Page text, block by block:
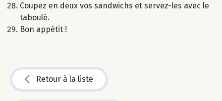
Coupez en deux vos sandwichs et servez-les avec le
taboulé.
Bon appétit !
Retour à la liste